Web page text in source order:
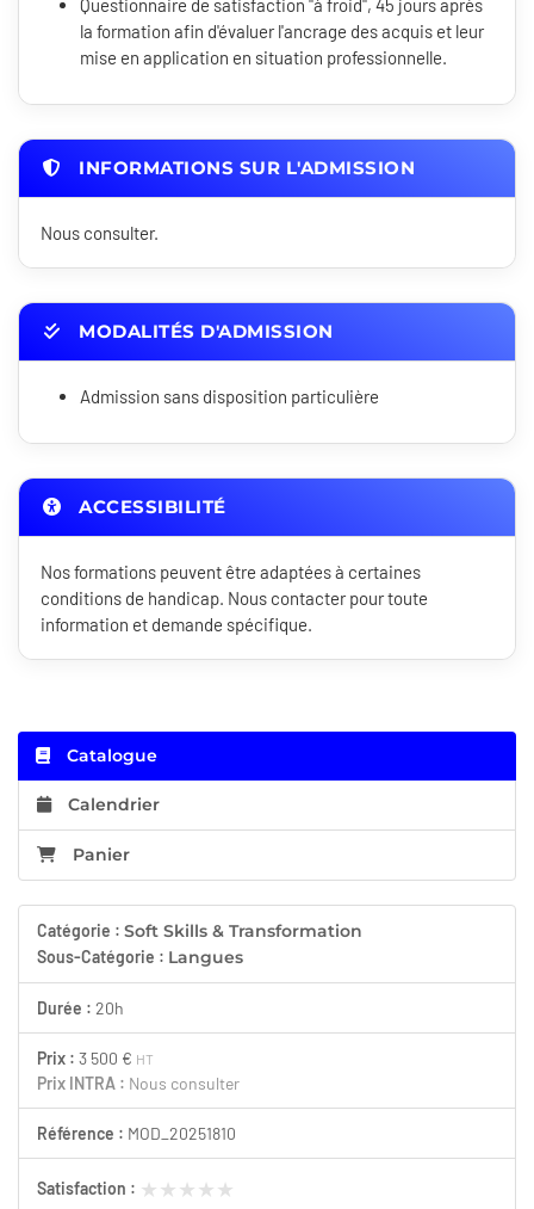
Questionnaire de satisfaction "à froid", 45 jours après
la formation afin d'évaluer l'ancrage des acquis et leur
mise en application en situation professionnelle.
INFORMATIONS SUR L'ADMISSION
Nous consulter.
MODALITÉS D'ADMISSION
Admission sans disposition particulière
ACCESSIBILITÉ
Nos formations peuvent être adaptées à certaines
conditions de handicap. Nous contacter pour toute
information et demande spécifique.
Catalogue
Calendrier
Panier
Catégorie : Soft Skills & Transformation
Sous-Catégorie : Langues
Durée : 20h
Prix : 3 500 € HT
Prix INTRA : Nous consulter
Référence : MOD_20251810
Satisfaction : ★★★★★
★★★★★